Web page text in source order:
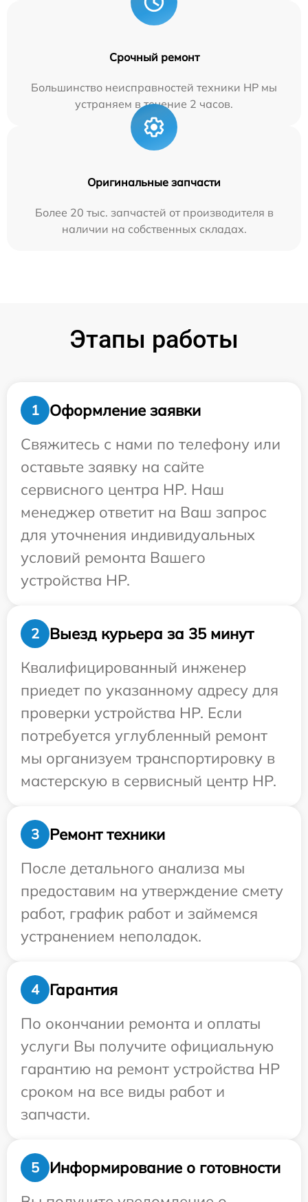
Срочный ремонт
Большинство неисправностей техники HP мы
устраняем в течение 2 часов.
Оригинальные запчасти
Более 20 тыс. запчастей от производителя в
наличии на собственных складах.
Этапы работы
1
Оформление заявки
Свяжитесь с нами по телефону или
оставьте заявку на сайте
сервисного центра HP. Наш
менеджер ответит на Ваш запрос
для уточнения индивидуальных
условий ремонта Вашего
устройства HP.
2
Выезд курьера за 35 минут
Квалифицированный инженер
приедет по указанному адресу для
проверки устройства HP. Если
потребуется углубленный ремонт
мы организуем транспортировку в
мастерскую в сервисный центр HP.
3
Ремонт техники
После детального анализа мы
предоставим на утверждение смету
работ, график работ и займемся
устранением неполадок.
4
Гарантия
По окончании ремонта и оплаты
услуги Вы получите официальную
гарантию на ремонт устройства HP
сроком на все виды работ и
запчасти.
5
Информирование о готовности